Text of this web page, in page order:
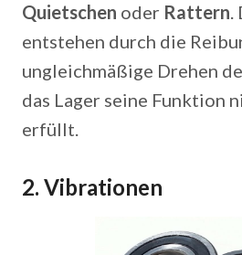
Quietschen oder Rattern.
entstehen durch die
ungleichmäßige Drehen
das Lager seine Funktion
erfüllt.
2. Vibrationen